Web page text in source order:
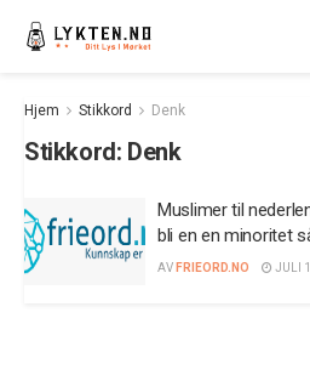
Hjem Stikkord Denk
Stikkord: Denk
Muslimer til
bli en en minoritet
AV FRIEORD.NO JULI